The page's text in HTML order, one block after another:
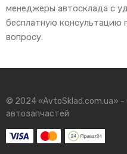
менеджеры автосклада с
бесплатную консультацию
вопросу.
© 2024 «AvtoSklad.com.ua» -
автозапчастей